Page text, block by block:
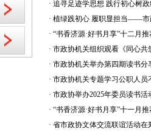
· 追寻足迹学思想 践行初心树
· 植绿践初心 履职显担当——
· “书香济源·好书月享”十二月
· 市政协机关组织观看《同心
· 市政协机关举办第四期读书分
· 市政协机关专题学习公职人
· 市政协举办2025年委员读书
· “书香济源·好书月享”十一月
· 省市政协文体交流联谊活动